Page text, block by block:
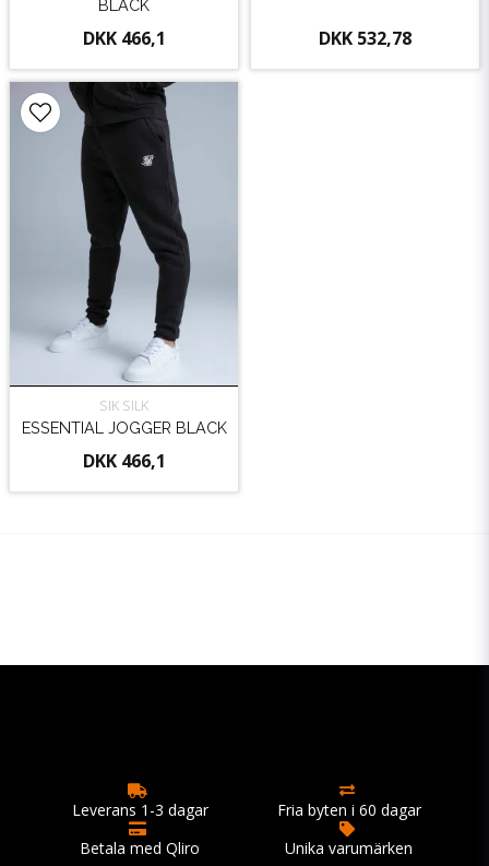
BLACK
DKK 466,1 DKK 532,78
SIK SILK
ESSENTIAL JOGGER BLACK
DKK 466,1
Leverans 1-3 dagar
Fria byten i 60 dagar
Betala med Qliro
Unika varumärken